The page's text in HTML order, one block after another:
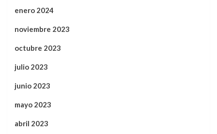
enero 2024
noviembre 2023
octubre 2023
julio 2023
junio 2023
mayo 2023
abril 2023